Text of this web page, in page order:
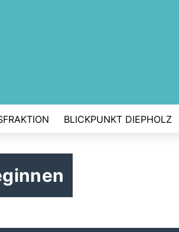
BLICKPUNKT DIEPHOLZ